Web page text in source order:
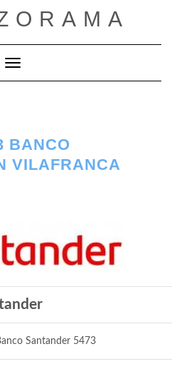
Cambiar modo de navegación
BANCO
VILAFRANCA
Santander 5473